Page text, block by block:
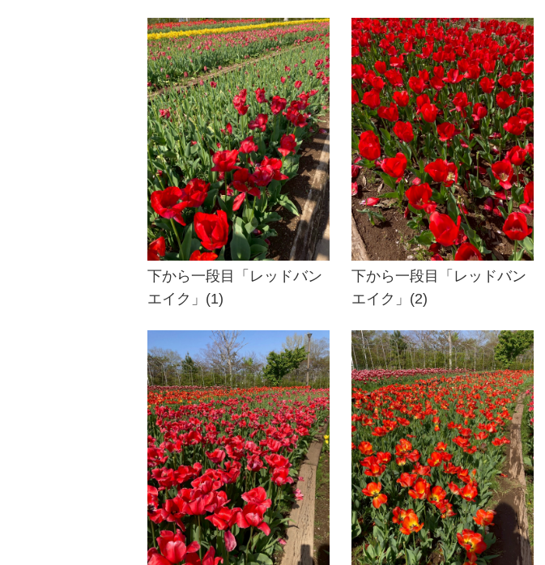
下から一段目「レッドバン
エイク」(1)
下から一段目「レッドバン
エイク」(2)